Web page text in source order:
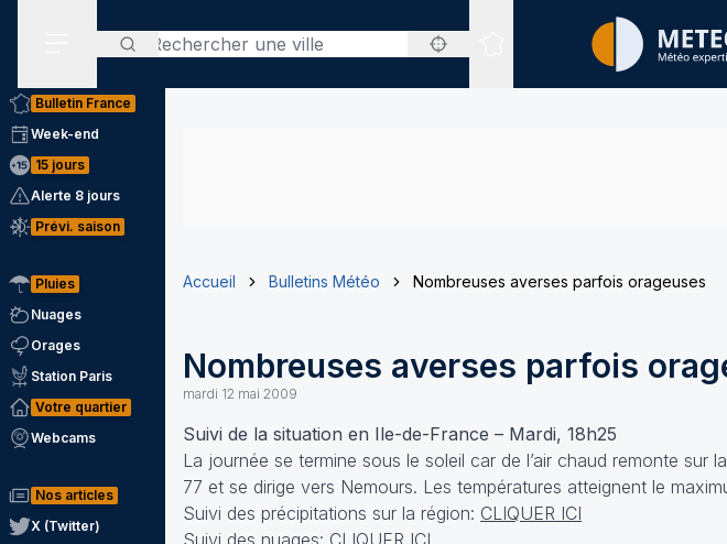
Rechercher
Sites expertisés
Bulletin France
Week-end
15 jours
Alerte 8 jours
Prévi. saison
Pluies
Nuages
Orages
Station Paris
Votre quartier
Webcams
Nos articles
X (Twitter)
Accueil Bulletins Météo Nombreuses averses parfois orageuses
Nombreuses averses parfois
mardi 12 mai 2009
Suivi de la situation en Ile-de-France – Mardi, 18h25
La journée se termine sous le soleil car de l’air chaud remonte sur
77 et se dirige vers Nemours. Les températures atteignent le
Suivi des précipitations sur la région: CLIQUER ICI
Suivi des nuages: CLIQUER ICI